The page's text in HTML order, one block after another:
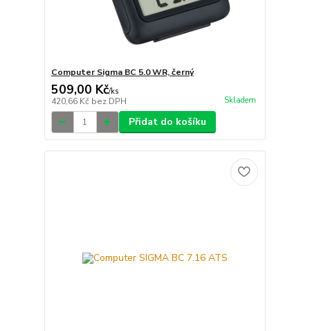
Computer Sigma BC 5.0 WR, černý
509,00 Kč/ks
420,66 Kč bez DPH Skladem
Přidat do košíku